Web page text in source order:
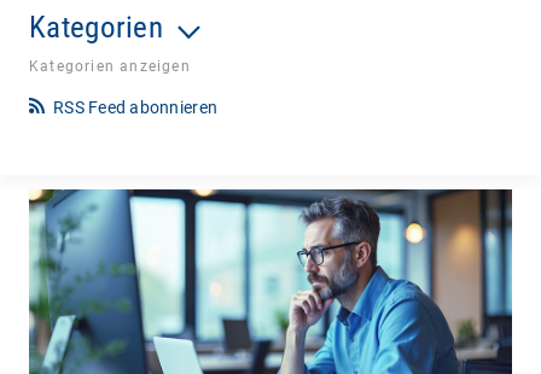
Kategorien
Kategorien anzeigen
RSS Feed abonnieren